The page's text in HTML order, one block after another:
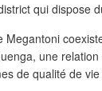
qui dispose
une
de qualité de